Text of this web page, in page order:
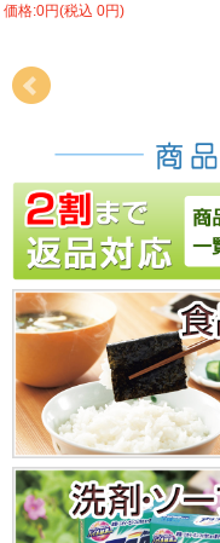
価格:0円(税込 0円)